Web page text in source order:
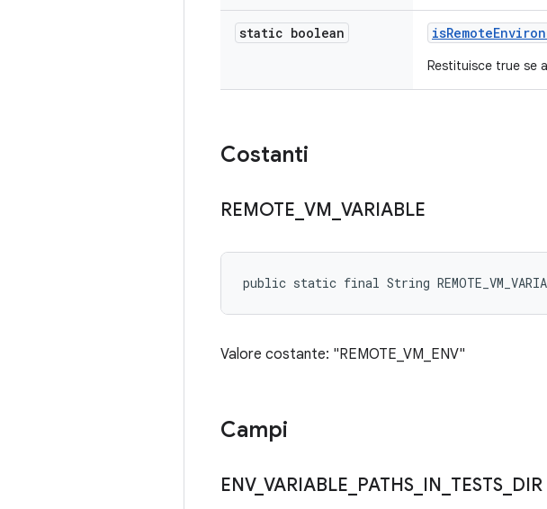
static boolean isRemote
Restituisce true se
Costanti
REMOTE VM VARIABLE
public static final String
Valore costante: "REMOTE_VM_ENV"
Campi
ENV_ VARIABLE PATHS IN TESTS DIR